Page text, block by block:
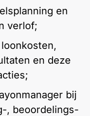
en
verlof;
en deze
bij
, beoordelings-